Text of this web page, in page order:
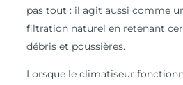
pas tout : il agit aussi comme
filtration naturel en retenant
débris et poussières.
Lorsque le climatiseur